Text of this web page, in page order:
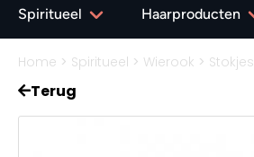
Spiritueel Haarproducten
Home > Spiritueel > Wierook > Stokjes
Terug